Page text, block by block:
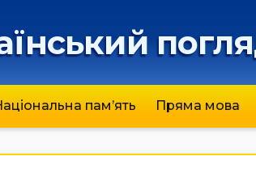
пам’ять Пряма мова